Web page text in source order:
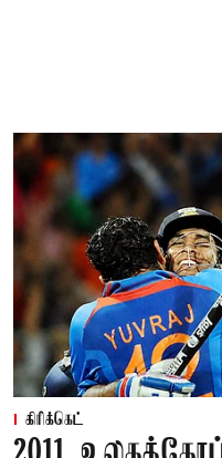
கிரிக்கெட்